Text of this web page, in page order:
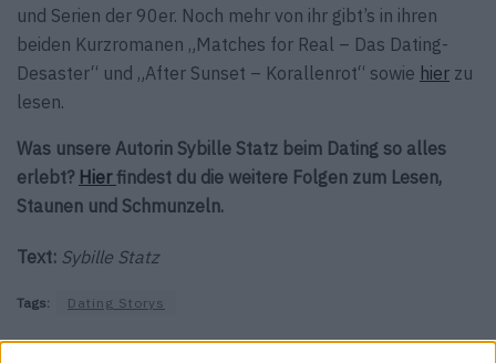
und Serien der 90er. Noch mehr von ihr gibt’s in ihren
beiden Kurzromanen „Matches for Real – Das Dating-
Desaster“ und „After Sunset – Korallenrot“ sowie hier zu
lesen.
Was unsere Autorin Sybille Statz beim Dating so alles
erlebt? Hierfindest du die weitere Folgen zum Lesen,
Staunen und Schmunzeln.
Text: Sybille Statz
Tags: Dating Storys